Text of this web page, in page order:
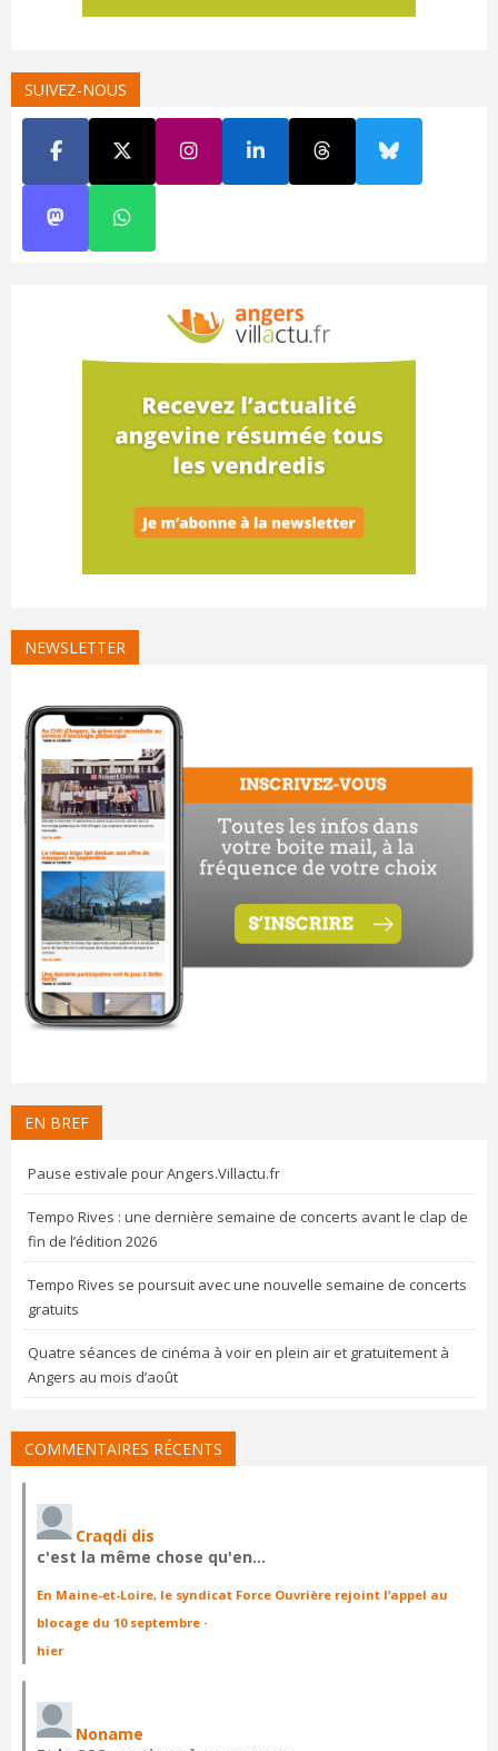
SUIVEZ-NOUS
NEWSLETTER
EN BREF
Pause estivale pour Angers.Villactu.fr
Tempo Rives : une dernière semaine de concerts avant le clap de
fin de l’édition 2026
Tempo Rives se poursuit avec une nouvelle semaine de concerts
gratuits
Quatre séances de cinéma à voir en plein air et gratuitement à
Angers au mois d’août
COMMENTAIRES RÉCENTS
Craqdi dis
c'est la même chose qu'en…
En Maine-et-Loire, le syndicat Force Ouvrière rejoint l’appel au
blocage du 10 septembre ·
hier
Noname